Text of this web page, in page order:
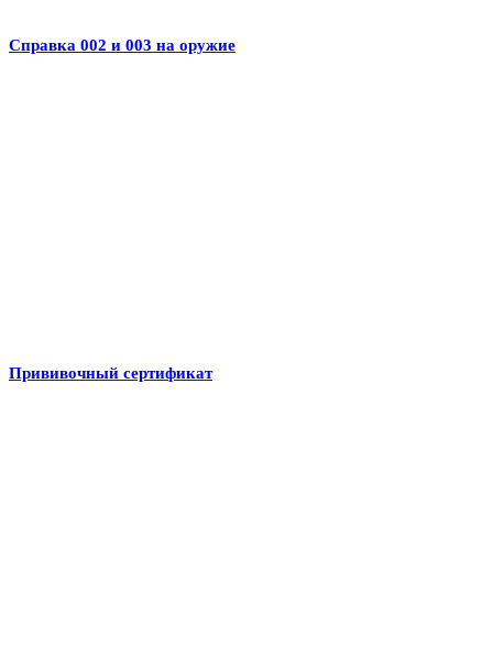
Справка 002 и 003 на оружие
Прививочный сертификат